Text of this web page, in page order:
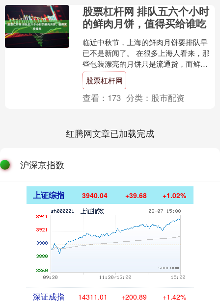
股票杠杆网 排队五六个小时
的鲜肉月饼，值得买给谁吃
临近中秋节，上海的鲜肉月饼要排队早
已不是新闻了。 在很多上海人看来，那
些包装漂亮的月饼只是流通货，而鲜肉
月饼才是实打实自家要吃的。至于那排
了五六个小时才买到的鲜....
股票杠杆网
查看： 173 分类： 股市配资
红腾网文章已加载完成
沪深京指数
上证综指 3940.04 +39.68 +1.02%
深证成指 14311.01 +200.89 +1.42%